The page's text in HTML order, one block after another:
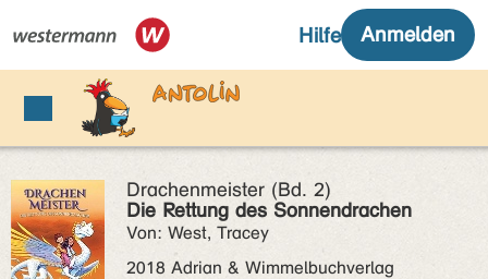
Drachenmeister (Bd. 2)
Die Rettung des Sonnendrachen
Von: West, Tracey
2018 Adrian & Wimmelbuchverlag